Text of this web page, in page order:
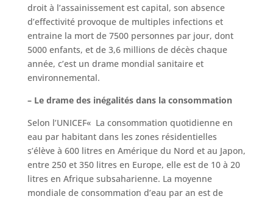
droit à l’assainissement est capital, son absence
d’effectivité provoque de multiples infections et
entraine la mort de 7500 personnes par jour, dont
5000 enfants, et de 3,6 millions de décès chaque
année, c’est un drame mondial sanitaire et
environnemental.
– Le drame des inégalités dans la consommation
Selon l’UNICEF« La consommation quotidienne en
eau par habitant dans les zones résidentielles
s’élève à 600 litres en Amérique du Nord et au Japon,
entre 250 et 350 litres en Europe, elle est de 10 à 20
litres en Afrique subsaharienne. La moyenne
mondiale de consommation d’eau par an est de